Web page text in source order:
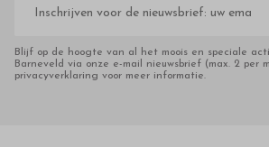
mailadres
Blijf op de hoogte van al het moois en speciale
Barneveld via onze e-mail nieuwsbrief (max. 2 per
privacyverklaring voor meer informatie.